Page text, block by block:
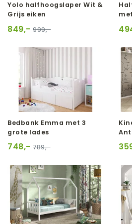
Yolo halfhoogslaper Wit &
Grijs eiken
849,- 999,-
Bedbank Emma met 3
grote lades
748,- 789,-